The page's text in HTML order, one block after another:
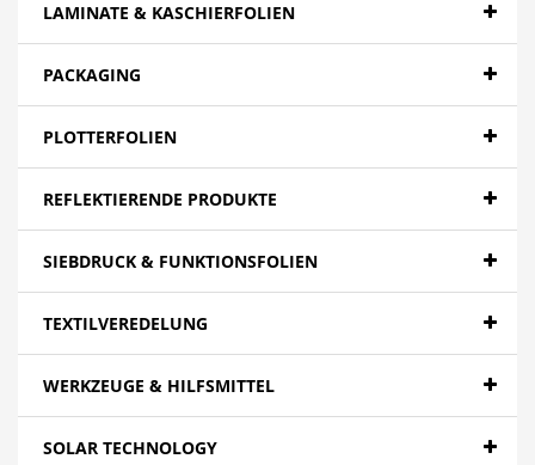
LAMINATE & KASCHIERFOLIEN
PACKAGING
PLOTTERFOLIEN
REFLEKTIERENDE PRODUKTE
SIEBDRUCK & FUNKTIONSFOLIEN
TEXTILVEREDELUNG
WERKZEUGE & HILFSMITTEL
SOLAR TECHNOLOGY